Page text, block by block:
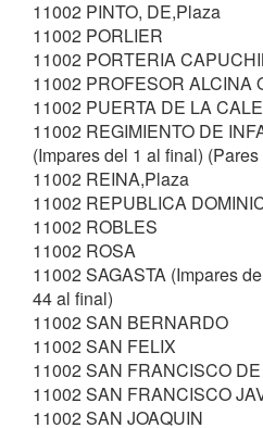
11002 PINTO, DE,Plaza
11002 PORLIER
11002 PORTERIA
11002 PROFESOR ALCINA
11002 PUERTA DE LA
11002 REGIMIENTO DE
(Impares del 1 al final)
11002 REINA,Plaza
11002 REPUBLICA
11002 ROBLES
11002 ROSA
11002 SAGASTA (Impares
44 al final)
11002 SAN BERNARDO
11002 SAN FELIX
11002 SAN FRANCISCO
11002 SAN FRANCISCO
11002 SAN JOAQUIN